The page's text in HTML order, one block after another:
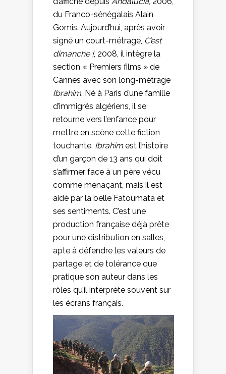
du Franco-sénégalais Alain
Gomis. Aujourd’hui, après avoir
signé un court-métrage, C’est
dimanche !, 2008, il intègre la
section « Premiers films » de
Cannes avec son long-métrage
Ibrahim. Né à Paris d’une famille
d’immigrés algériens, il se
retourne vers l’enfance pour
mettre en scène cette fiction
touchante. Ibrahim est l’histoire
d’un garçon de 13 ans qui doit
s’affirmer face à un père vécu
comme menaçant, mais il est
aidé par la belle Fatoumata et
ses sentiments. C’est une
production française déjà prête
pour une distribution en salles,
apte à défendre les valeurs de
partage et de tolérance que
pratique son auteur dans les
rôles qu’il interprète souvent sur
les écrans français.